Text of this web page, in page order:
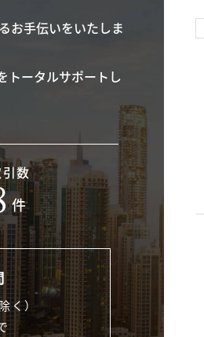
お手伝いをいたしま
トータルサポートし
数
件
）